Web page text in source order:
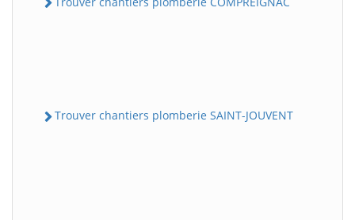
Trouver chantiers plomberie SAINT-JOUVENT